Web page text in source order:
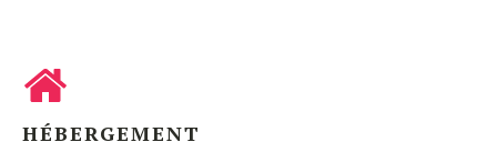
HÉBERGEMENT